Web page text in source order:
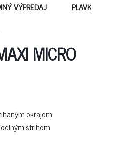
VÝPREDAJ PLAVKY -
MICRO
okrajom
strihom